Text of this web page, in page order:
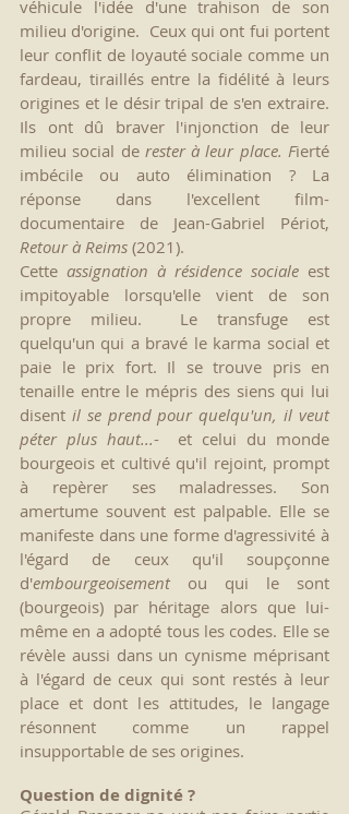
véhicule l'idée d'une trahison de son
milieu d'origine.  Ceux qui ont fui portent
leur conflit de loyauté sociale comme un
fardeau, tiraillés entre la fidélité à leurs
origines et le désir tripal de s'en extraire.
Ils ont dû braver l'injonction de leur
milieu social de rester à leur place. Fierté
imbécile ou auto élimination ? La
réponse dans l'excellent film-
Retour à Reims (2021).
Cette assignation à résidence sociale est
impitoyable lorsqu'elle vient de son
propre milieu.  Le transfuge est
quelqu'un qui a bravé le karma social et
paie le prix fort. Il se trouve pris en
tenaille entre le mépris des siens qui lui
disent il se prend pour quelqu'un, il veut
péter plus haut...-  et celui du monde
bourgeois et cultivé qu'il rejoint, prompt
à repèrer ses maladresses. Son
amertume souvent est palpable. Elle se
manifeste dans une forme d'agressivité à
l'égard de ceux qu'il soupçonne
d'embourgeoisement ou qui le sont
(bourgeois) par héritage alors que lui-
même en a adopté tous les codes. Elle se
révèle aussi dans un cynisme méprisant
à l'égard de ceux qui sont restés à leur
place et dont les attitudes, le langage
résonnent comme un rappel
insupportable de ses origines.
Question de dignité ?